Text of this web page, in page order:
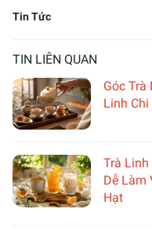
Tin Tức
TIN LIÊN QUAN
Góc Trà
Linh
Trà Linh
Dễ Làm
Hạt